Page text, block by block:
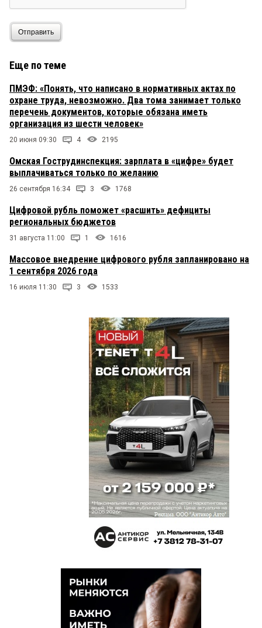
Отправить
Еще по теме
ПМЭФ: «Понять, что написано в нормативных актах по
охране труда, невозможно. Два тома занимает только
перечень документов, которые обязана иметь
организация из шести человек»
20 июня 09:30 4 2195
Омская Гострудинспекция: зарплата в «цифре» будет
выплачиваться только по желанию
26 сентября 16:34 3 1768
Цифровой рубль поможет «расшить» дефициты
региональных бюджетов
31 августа 11:00 1 1616
Массовое внедрение цифрового рубля запланировано на
1 сентября 2026 года
16 июля 11:30 3 1533